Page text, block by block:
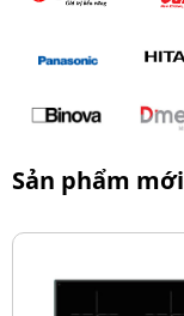
Sản phẩm mới